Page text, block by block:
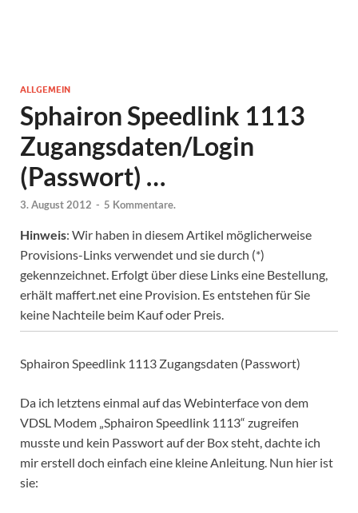
ALLGEMEIN
Sphairon Speedlink 1113
Zugangsdaten/Login
(Passwort) …
3. August 2012 - 5 Kommentare.
Hinweis: Wir haben in diesem Artikel möglicherweise
Provisions-Links verwendet und sie durch (*)
gekennzeichnet. Erfolgt über diese Links eine Bestellung,
erhält maffert.net eine Provision. Es entstehen für Sie
keine Nachteile beim Kauf oder Preis.
Sphairon Speedlink 1113 Zugangsdaten (Passwort)
Da ich letztens einmal auf das Webinterface von dem
VDSL Modem „Sphairon Speedlink 1113“ zugreifen
musste und kein Passwort auf der Box steht, dachte ich
mir erstell doch einfach eine kleine Anleitung. Nun hier ist
sie: